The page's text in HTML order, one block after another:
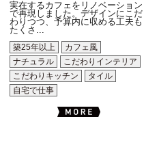
実在するカフェをリノベーション
で再現しました。デザインにこだ
わりつつ、予算内に収める工夫も
たくさ...
築25年以上
カフェ風
ナチュラル
こだわりインテリア
こだわりキッチン
タイル
自宅で仕事